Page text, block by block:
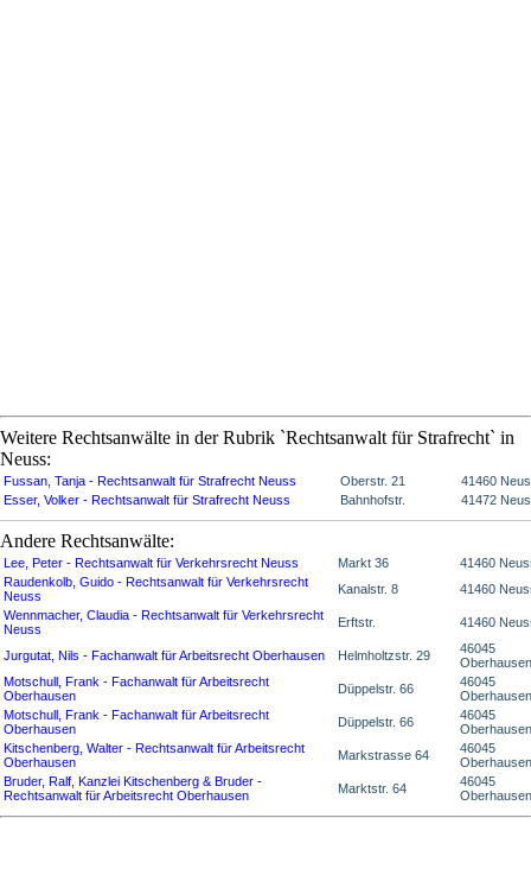
Weitere Rechtsanwälte in der Rubrik `Rechtsanwalt für Strafrecht` in
Neuss:
Fussan, Tanja - Rechtsanwalt für Strafrecht Neuss Oberstr. 21
41460
Esser, Volker - Rechtsanwalt für Strafrecht Neuss
Bahnhofstr. 41472
Andere Rechtsanwälte:
Lee, Peter - Rechtsanwalt für Verkehrsrecht Neuss Markt 36
41460
Raudenkolb, Guido - Rechtsanwalt für Verkehrsrecht
Neuss
Kanalstr. 8
41460
Wennmacher, Claudia - Rechtsanwalt für Verkehrsrecht
Neuss
Erftstr. 41460
Jurgutat, Nils - Fachanwalt für Arbeitsrecht Oberhausen Helmholtzstr. 29
46045
Oberhausen
Motschull, Frank - Fachanwalt für Arbeitsrecht
Oberhausen
Düppelstr. 66
46045
Oberhausen
Motschull, Frank - Fachanwalt für Arbeitsrecht
Oberhausen
Düppelstr. 66
46045
Oberhausen
Kitschenberg, Walter - Rechtsanwalt für Arbeitsrecht
Oberhausen
Markstrasse 64
46045
Oberhausen
Bruder, Ralf, Kanzlei Kitschenberg & Bruder -
Rechtsanwalt für Arbeitsrecht Oberhausen
Marktstr. 64
46045
Oberhausen